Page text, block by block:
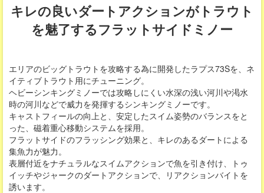
キレの良いダートアクションがトラウト
を魅了するフラットサイドミノー
エリアのビッグトラウトを攻略する為に開発したラプス73Sを、ネ
イティブトラウト用にチューニング。
ヘビーシンキングミノーでは攻略しにくい水深の浅い河川や渇水
時の河川などで威力を発揮するシンキングミノーです。
キャストフィールの向上と、安定したスイム姿勢のバランスをと
った、磁着重心移動システムを採用。
フラットサイドのフラッシング効果と、キレのあるダートによる
集魚力が魅力。
表層付近をナチュラルなスイムアクションで魚を引き付け、トゥ
イッチやジャークのダートアクションで、リアクションバイトを
誘います。